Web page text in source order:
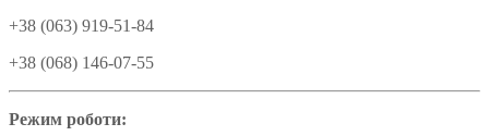
+38 (063) 919-51-84
+38 (068) 146-07-55
Режим роботи: